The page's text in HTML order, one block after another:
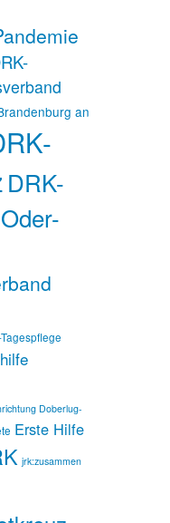
an
DRK-
Doberlug-
Erste Hilfe
jrk:zusammen